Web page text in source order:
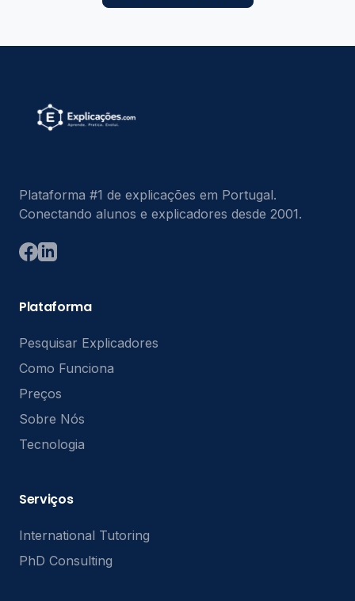
Plataforma #1 de explicações em Portugal.
Conectando alunos e explicadores desde 2001.
Plataforma
Pesquisar Explicadores
Como Funciona
Preços
Sobre Nós
Tecnologia
Serviços
International Tutoring
PhD Consulting